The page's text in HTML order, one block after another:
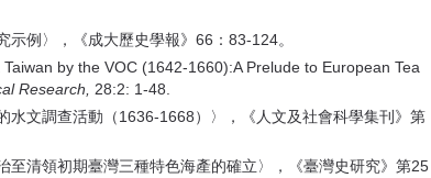
例〉，《成大歷史學報》66：83-124。
by the VOC (1642-1660):A Prelude to European Tea
Research, 28:2: 1-48.
文調查活動（1636-1668）〉，《人文及社會科學集刊》第
清領初期臺灣三種特色海產的確立〉，《臺灣史研究》第25